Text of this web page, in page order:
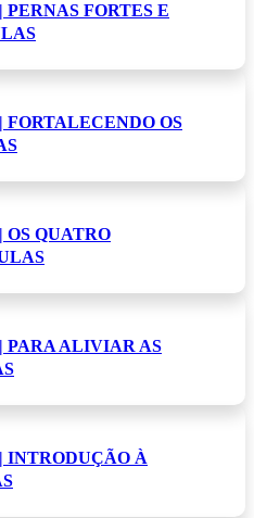
FORTES E
OS
QUATRO
PARA ALIVIAR AS
INTRODUÇÃO À